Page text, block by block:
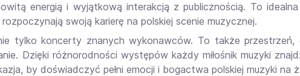
energią i wyjątkową interakcją z publicznością. To
swoją karierę na polskiej scenie muzycznej.
tylko koncerty znanych wykonawców. To także przestrzeń,
Dzięki różnorodności występów każdy miłośnik muzyki
by doświadczyć pełni emocji i bogactwa polskiej muzyki na